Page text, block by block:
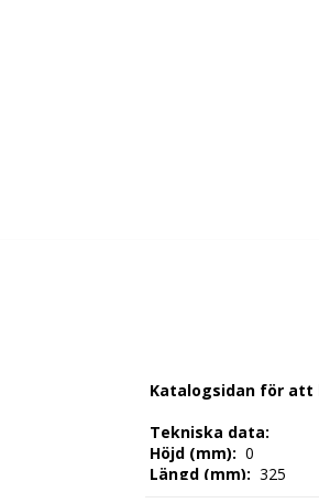
Katalogsidan för att
Tekniska data:
Höjd (mm): 0
Längd (mm): 325